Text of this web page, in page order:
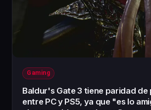
Gaming
Baldur's Gate 3 tiene paridad de
entre PC y PS5, ya que "es lo